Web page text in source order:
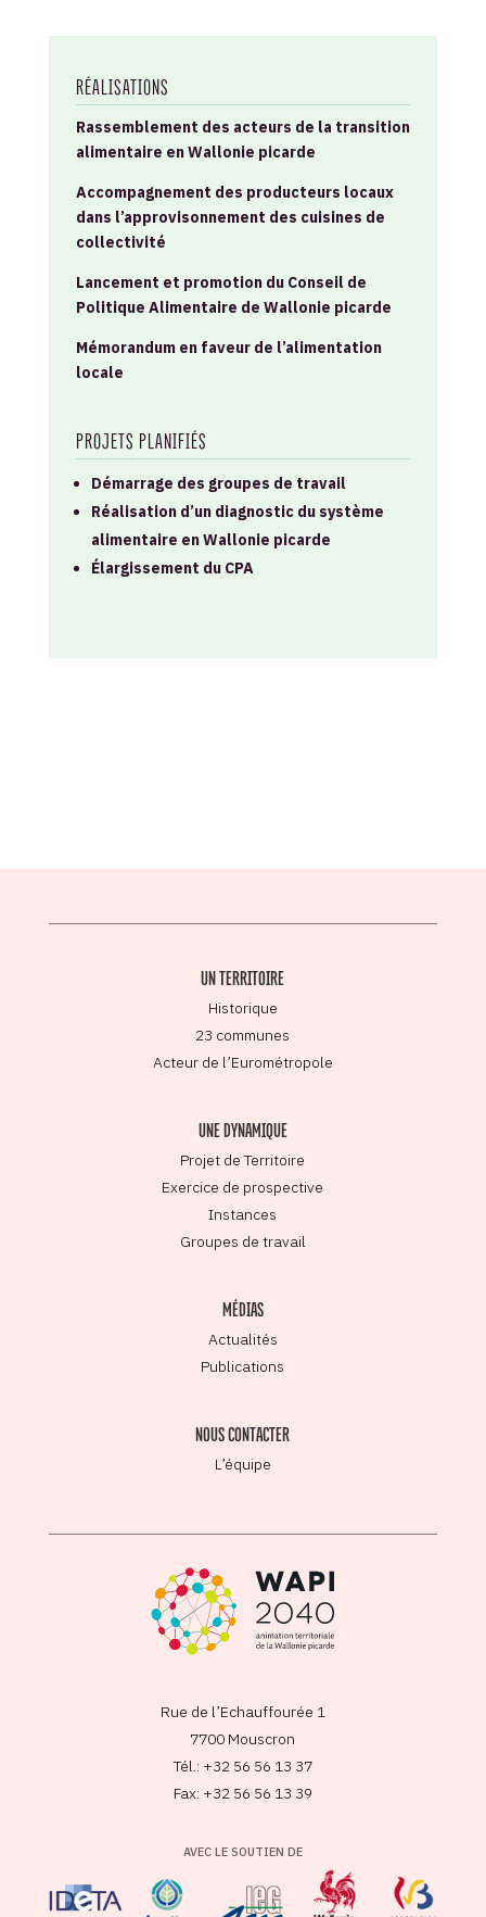
RÉALISATIONS
Rassemblement des acteurs de la transition
alimentaire en Wallonie picarde
Accompagnement des producteurs locaux
dans l’approvisonnement des cuisines de
collectivité
Lancement et promotion du Conseil de
Politique Alimentaire de Wallonie picarde
Mémorandum en faveur de l’alimentation
locale
PROJETS PLANIFIÉS
Démarrage des groupes de travail
Réalisation d’un diagnostic du système
alimentaire en Wallonie picarde
Élargissement du CPA
UN TERRITOIRE
Historique
23 communes
Acteur de l’Eurométropole
UNE DYNAMIQUE
Projet de Territoire
Exercice de prospective
Instances
Groupes de travail
MÉDIAS
Actualités
Publications
NOUS CONTACTER
L’équipe
Rue de l’Echauffourée 1
7700 Mouscron
Tél.: +32 56 56 13 37
Fax: +32 56 56 13 39
AVEC LE SOUTIEN DE